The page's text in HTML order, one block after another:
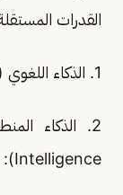
القدرات المستقلة
1. الذكاء اللغوي (Linguistic Intelligence):
Intelligence):